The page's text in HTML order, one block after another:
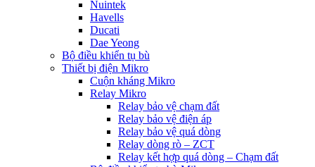
Nuintek
Havells
Ducati
Dae Yeong
Bộ điều khiển tụ bù
Thiết bị điện Mikro
Cuộn kháng Mikro
Relay Mikro
Relay bảo vệ chạm đất
Relay bảo vệ điện áp
Relay bảo vệ quá dòng
Relay dòng rò – ZCT
Relay kết hợp quá dòng – Chạm đất